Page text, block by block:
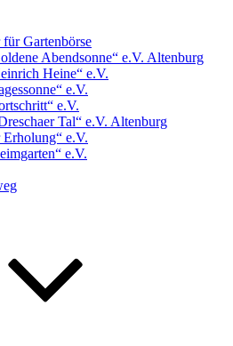
Gartenbörse
Abendsonne“ e.V. Altenburg
Heine“ e.V.
e.V.
e.V.
Tal“ e.V. Altenburg
e.V.
e.V.